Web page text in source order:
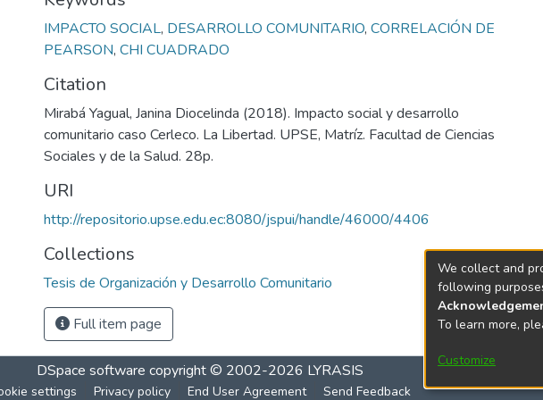
IMPACTO SOCIAL, DESARROLLO COMUNITARIO, CORRELACIÓN DE
PEARSON, CHI CUADRADO
Citation
Mirabá Yagual, Janina Diocelinda (2018). Impacto social y desarrollo
comunitario caso Cerleco. La Libertad. UPSE, Matríz. Facultad de Ciencias
Sociales y de la Salud. 28p.
URI
http://repositorio.upse.edu.ec:8080/jspui/handle/46000/4406
Collections
Tesis de Organización y Desarrollo Comunitario
Full item page
DSpace software copyright © 2002-2026 LYRASIS
settings Privacy policy End User Agreement Send Feedback
We collect and
following
To learn more,
Customize